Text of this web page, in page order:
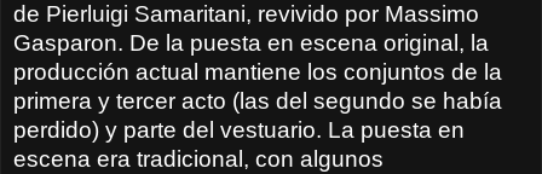
de Pierluigi Samaritani, revivido por Massimo
Gasparon. De la puesta en escena original, la
producción actual mantiene los conjuntos de la
primera y tercer acto (las del segundo se había
perdido) y parte del vestuario. La puesta en
escena era tradicional, con algunos